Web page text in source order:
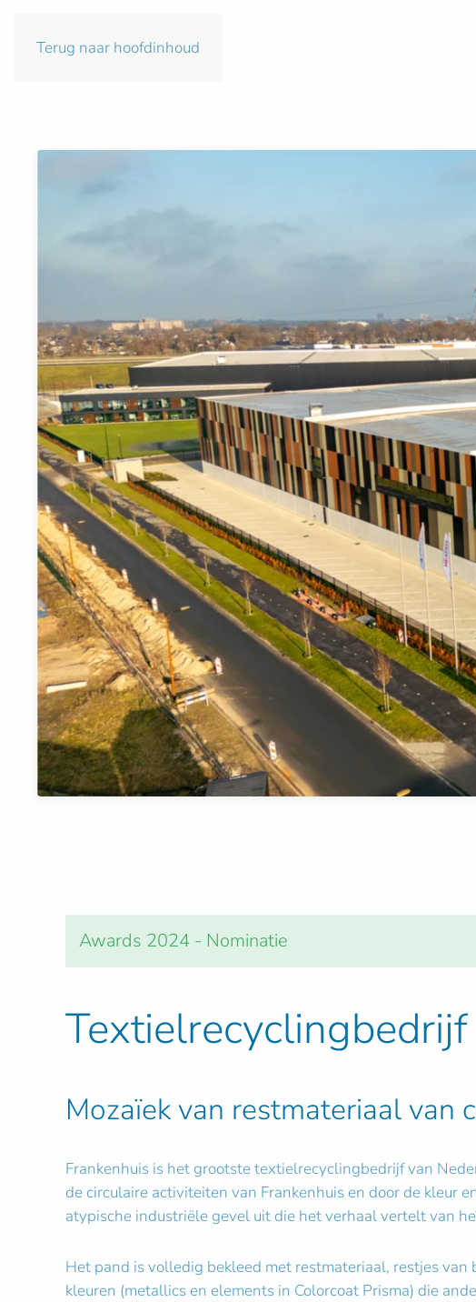
Terug naar hoofdinhoud
Awards 2024 - Nominatie
Mozaïek van restmateriaal van
Frankenhuis is het grootste textielrecyclingbedrijf van
de circulaire activiteiten van Frankenhuis en door de kleur
atypische industriële gevel uit die het verhaal vertelt van
Het pand is volledig bekleed met restmateriaal, restjes
kleuren (metallics en elements in Colorcoat Prisma) die